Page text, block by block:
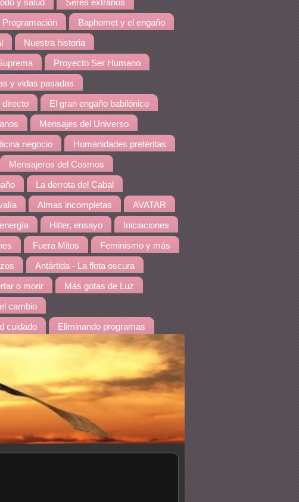
y salud Seres extraños
Programación Baphomet y el engaño
Nuestra historia
Proyecto Ser Humano
y vidas pasadas
directo El gran engaño babilónico
Mensajes del Universo
negocio Humanidades pretéritas
Mensajeros del Cosmos
La derrota del Cabal
Almas incompletas AVATAR
Hitler, ensayo Iniciaciones
Fuera Mitos Feminismo y más
Antártida - La flota oscura
o morir Más gotas de Luz
cambio
cuidado Eliminando programas